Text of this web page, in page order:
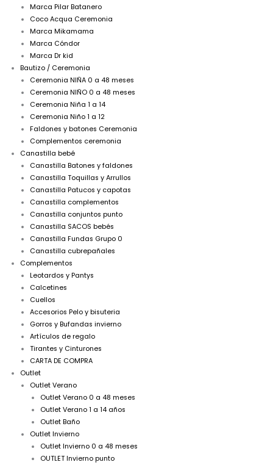
Marca Pilar Batanero
Coco Acqua Ceremonia
Marca Mikamama
Marca Cóndor
Marca Dr kid
Bautizo / Ceremonia
Ceremonia NIÑA 0 a 48 meses
Ceremonia NIÑO 0 a 48 meses
Ceremonia Niña 1 a 14
Ceremonia Niño 1 a 12
Faldones y batones Ceremonia
Complementos ceremonia
Canastilla bebé
Canastilla Batones y faldones
Canastilla Toquillas y Arrullos
Canastilla Patucos y capotas
Canastilla complementos
Canastilla conjuntos punto
Canastilla SACOS bebés
Canastilla Fundas Grupo 0
Canastilla cubrepañales
Complementos
Leotardos y Pantys
Calcetines
Cuellos
Accesorios Pelo y bisuteria
Gorros y Bufandas invierno
Artículos de regalo
Tirantes y Cinturones
CARTA DE COMPRA
Outlet
Outlet Verano
Outlet Verano 0 a 48 meses
Outlet Verano 1 a 14 años
Outlet Baño
Outlet Invierno
Outlet Invierno 0 a 48 meses
OUTLET Invierno punto